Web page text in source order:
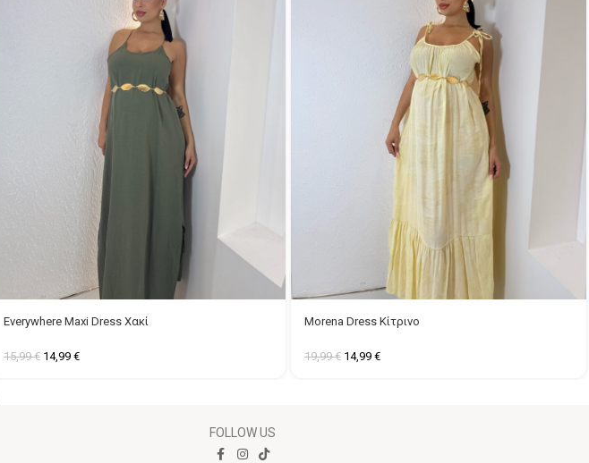
Everywhere Maxi Dress Χακί
15,99€ 14,99 €
Morena Dress Κίτρινο
19,99€ 14,99 €
FOLLOW US